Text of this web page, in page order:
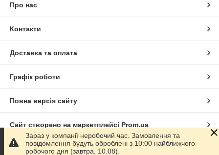
Про нас
Контакти
Доставка та оплата
Графік роботи
Повна версія сайту
Сайт створено на маркетплейсі Prom.ua
Політика конфіденційності
Зараз у компанії неробочий час. Замовлення та
повідомлення будуть оброблені з 10:00 найближчого
робочого дня (завтра, 10.08).